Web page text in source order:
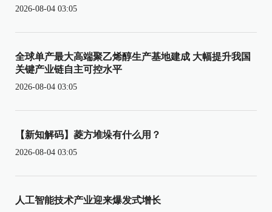
2026-08-04 03:05
全球单产最大高端聚乙烯醇生产基地建成 大幅提升我国
关键产业链自主可控水平
2026-08-04 03:05
【新知解码】菱方堆垛有什么用？
2026-08-04 03:05
人工智能技术产业迎来爆发式增长